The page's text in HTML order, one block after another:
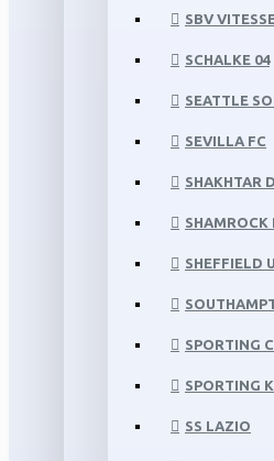
SBV
SCHALKE 04
SEATTLE
SEVILLA FC
SHAKHTAR
SHAMROCK
SHEFFIELD
SPORTING
SPORTING
SS LAZIO